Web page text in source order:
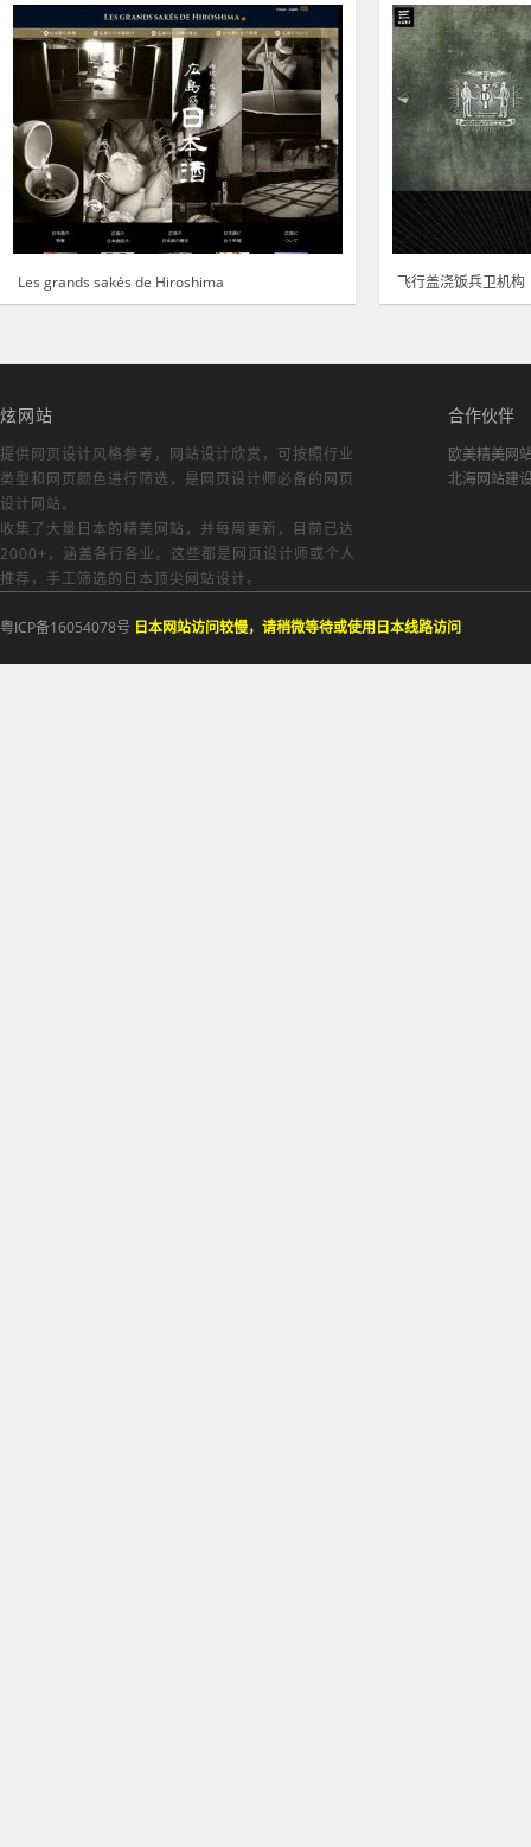
Les grands sakés de Hiroshima 飞行盖浇饭兵卫机构
炫网站
提供网页设计风格参考， 网站设计欣赏 ，可按照行业
类型和网页颜色进行筛选，是网页设计师必备的网页
设计网站。
收集了大量日本的精美网站，并每周更新，目前已达
2000+，涵盖各行各业。这些都是网页设计师或个人
推荐，手工筛选的日本顶尖网站设计。
合作伙伴
欧美精美网
北海网站建
粤ICP备16054078号 日本网站访问较慢，请稍微等待或使用日本线路访问